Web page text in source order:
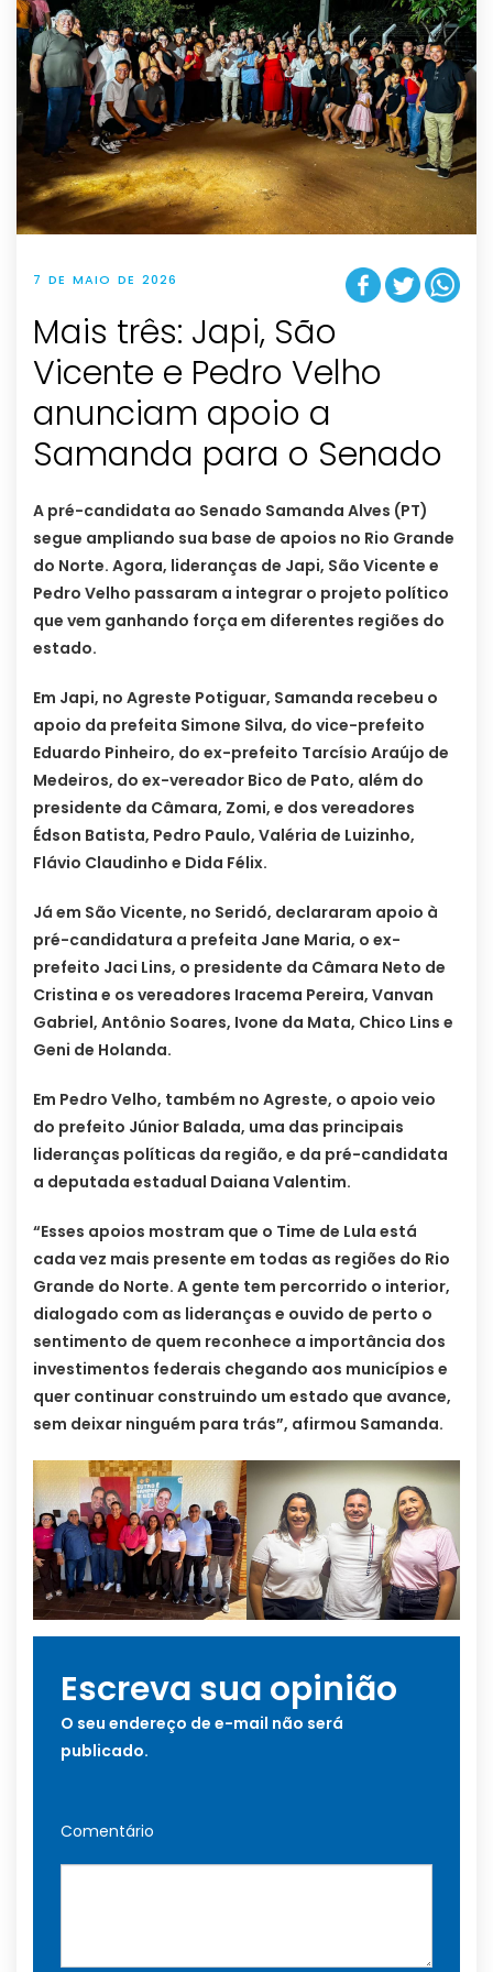
7 DE MAIO DE 2026
Mais três: Japi, São
Vicente e Pedro Velho
anunciam apoio a
Samanda para o Senado
A pré-candidata ao Senado Samanda Alves (PT)
segue ampliando sua base de apoios no Rio Grande
do Norte. Agora, lideranças de Japi, São Vicente e
Pedro Velho passaram a integrar o projeto político
que vem ganhando força em diferentes regiões do
estado.
Em Japi, no Agreste Potiguar, Samanda recebeu o
apoio da prefeita Simone Silva, do vice-prefeito
Eduardo Pinheiro, do ex-prefeito Tarcísio Araújo de
Medeiros, do ex-vereador Bico de Pato, além do
presidente da Câmara, Zomi, e dos vereadores
Édson Batista, Pedro Paulo, Valéria de Luizinho,
Flávio Claudinho e Dida Félix.
Já em São Vicente, no Seridó, declararam apoio à
pré-candidatura a prefeita Jane Maria, o ex-
prefeito Jaci Lins, o presidente da Câmara Neto de
Cristina e os vereadores Iracema Pereira, Vanvan
Gabriel, Antônio Soares, Ivone da Mata, Chico Lins e
Geni de Holanda.
Em Pedro Velho, também no Agreste, o apoio veio
do prefeito Júnior Balada, uma das principais
lideranças políticas da região, e da pré-candidata
a deputada estadual Daiana Valentim.
“Esses apoios mostram que o Time de Lula está
cada vez mais presente em todas as regiões do Rio
Grande do Norte. A gente tem percorrido o interior,
dialogado com as lideranças e ouvido de perto o
sentimento de quem reconhece a importância dos
investimentos federais chegando aos municípios e
quer continuar construindo um estado que avance,
sem deixar ninguém para trás”, afirmou Samanda.
Escreva sua opinião
O seu endereço de e-mail não será
publicado.
Comentário